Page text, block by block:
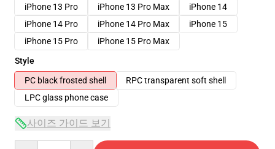
iPhone 13 Pro
iPhone 13 Pro Max
iPhone 14
iPhone 14 Pro
iPhone 14 Pro Max
iPhone 15
iPhone 15 Pro
iPhone 15 Pro Max
Style
PC black frosted shell
RPC transparent soft shell
LPC glass phone case
사이즈 가이드 보기